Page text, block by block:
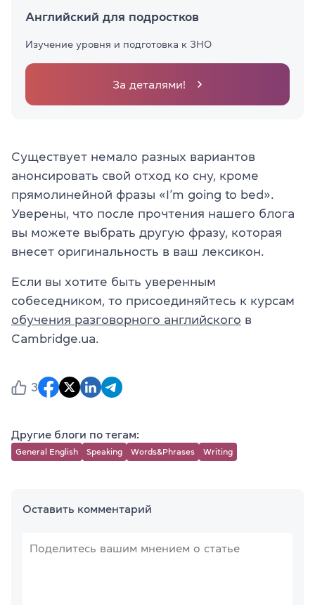
Английский для подростков
Изучение уровня и подготовка к ЗНО
За деталями!
Существует немало разных вариантов
анонсировать свой отход ко сну, кроме
прямолинейной фразы «I’m going to bed».
Уверены, что после прочтения нашего блога
вы можете выбрать другую фразу, которая
внесет оригинальность в ваш лексикон.
Если вы хотите быть уверенным
собеседником, то присоединяйтесь к курсам
обучения разговорного английского в
Cambridge.ua.
3
Другие блоги по тегам:
General English Speaking Words&Phrases Writing
Оставить комментарий